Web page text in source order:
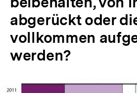
abgerückt oder
vollkommen
werden?